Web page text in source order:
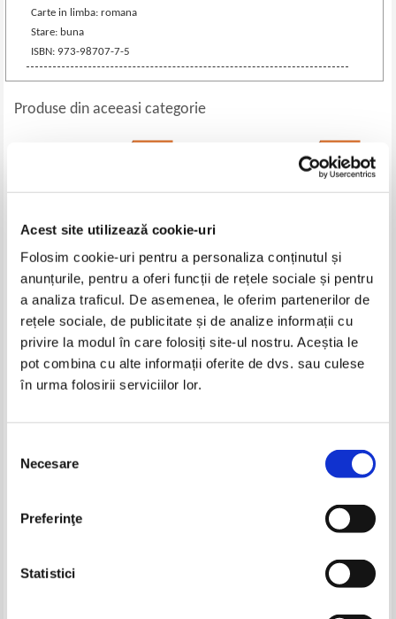
Acest site utilizează cookie-uri
Folosim cookie-uri pentru a personaliza conținutul și
anunțurile, pentru a oferi funcții de rețele sociale și pentru
a analiza traficul. De asemenea, le oferim partenerilor de
rețele sociale, de publicitate și de analize informații cu
privire la modul în care folosiți site-ul nostru. Aceștia le
pot combina cu alte informații oferite de dvs. sau culese
în urma folosirii serviciilor lor.
consimțământului
Necesare
Preferinţe
Statistici
Carte in limba: romana
Stare: buna
ISBN: 973-98707-7-5
Produse din aceeasi categorie
C. D. Nenitescu - Dictionar
tehnologie chimica
Pret:19,00Lei 11,40 Lei
Adaugă în coș
Florin Badea - Mecanisme de
reactie in chimia organica
Pret:34,00Lei 13,60 Lei